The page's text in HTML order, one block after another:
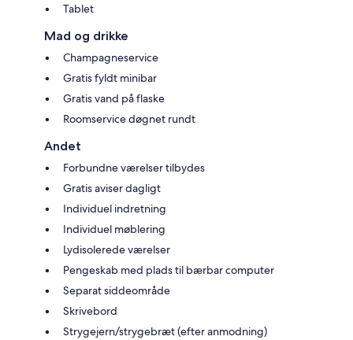
Tablet
Mad og drikke
Champagneservice
Gratis fyldt minibar
Gratis vand på flaske
Roomservice døgnet rundt
Andet
Forbundne værelser tilbydes
Gratis aviser dagligt
Individuel indretning
Individuel møblering
Lydisolerede værelser
Pengeskab med plads til bærbar computer
Separat siddeområde
Skrivebord
Strygejern/strygebræt (efter anmodning)